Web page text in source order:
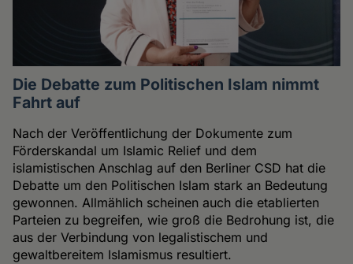
Die Debatte zum Politischen Islam nimmt
Fahrt auf
Nach der Veröffentlichung der Dokumente zum
Förderskandal um Islamic Relief und dem
islamistischen Anschlag auf den Berliner CSD hat die
Debatte um den Politischen Islam stark an Bedeutung
gewonnen. Allmählich scheinen auch die etablierten
Parteien zu begreifen, wie groß die Bedrohung ist, die
aus der Verbindung von legalistischem und
gewaltbereitem Islamismus resultiert.